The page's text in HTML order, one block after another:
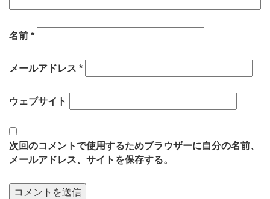
名前 *
メールアドレス *
ウェブサイト
次回のコメントで使用するためブラウザーに自分の名前、
メールアドレス、サイトを保存する。